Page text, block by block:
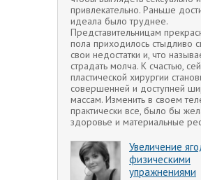
привлекательно. Раньше
идеала было труднее.
Представительницам
пола приходилось стыдливо
свои недостатки и, что
страдать молча. К счастью,
пластической хирургии
совершенней и доступней
массам. Изменить в своем
практически все, было бы
здоровье и материальные
Увеличение
физическими
упражнениями